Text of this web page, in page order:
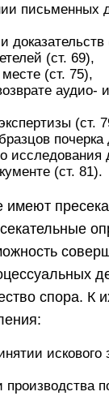
письменных
доказательств
(ст. 69),
(ст. 75),
аудио-
(ст.
почерка
исследования
(ст. 81).
имеют
спора. К
искового